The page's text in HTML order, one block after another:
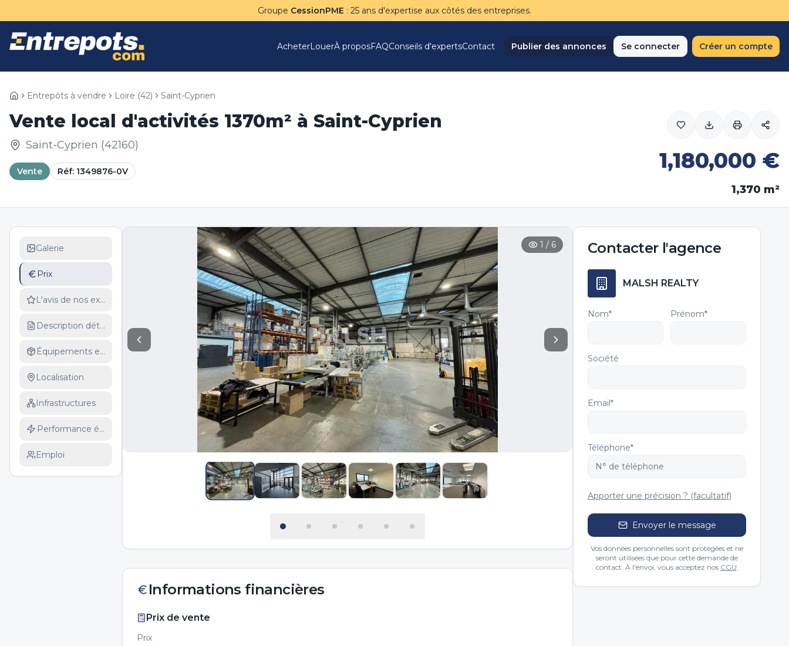
Groupe CessionPME : 25 ans d'expertise aux côtés des entreprises.
AcheterLouerÀ proposFAQConseils d'expertsContact Publier des annonces Se connecter Créer un compte
Entrepôts à vendre Loire (42) Saint-Cyprien
Vente local d'activités 1370m² à Saint-Cyprien
Saint-Cyprien (42160)
Vente Réf: 1349876-0V 1,180,000 €
1,370 m²
Galerie
Prix
L'avis de nos experts
Description détaillée
Équipements et services
Localisation
Infrastructures
Performance énergétique
Emploi
1 / 6
Informations financières
Prix de vente
Prix
Contacter l'agence
MALSH REALTY
Nom* Prénom*
Société
Email*
Téléphone*
Apporter une précision ? (facultatif)
Envoyer le message
Vos données personnelles sont protégées et ne
seront utilisées que pour cette demande de
contact. À l'envoi, vous acceptez nos CGU.